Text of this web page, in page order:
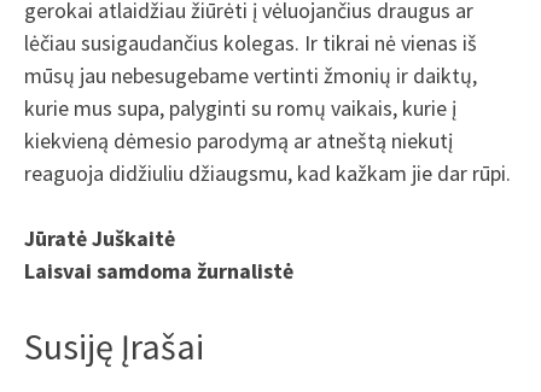
gerokai atlaidžiau žiūrėti į vėluojančius draugus ar
lėčiau susigaudančius kolegas. Ir tikrai nė vienas iš
mūsų jau nebesugebame vertinti žmonių ir daiktų,
kurie mus supa, palyginti su romų vaikais, kurie į
kiekvieną dėmesio parodymą ar atneštą niekutį
reaguoja didžiuliu džiaugsmu, kad kažkam jie dar rūpi.
Jūratė Juškaitė
Laisvai samdoma žurnalistė
Susiję Įrašai